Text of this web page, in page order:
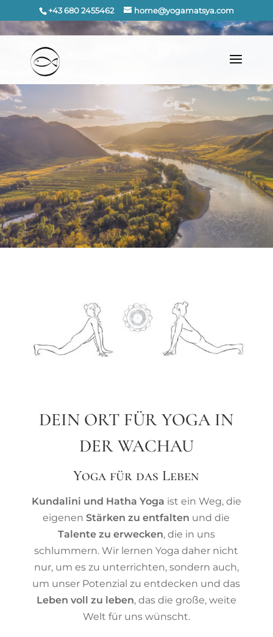
+43 680 2455462 home@yogamatsya.com
DEIN ORT FÜR YOGA IN
DER WACHAU
Yoga für das Leben
Kundalini und Hatha Yoga ist ein Weg, die
eigenen Stärken zu entfalten und die
Talente zu erwecken, die in uns
schlummern. Wir lernen Yoga daher nicht
nur, um es zu unterrichten, sondern auch,
um unser Potenzial zu entdecken und das
Leben voll zu leben, das die große, weite
Welt für uns wünscht.